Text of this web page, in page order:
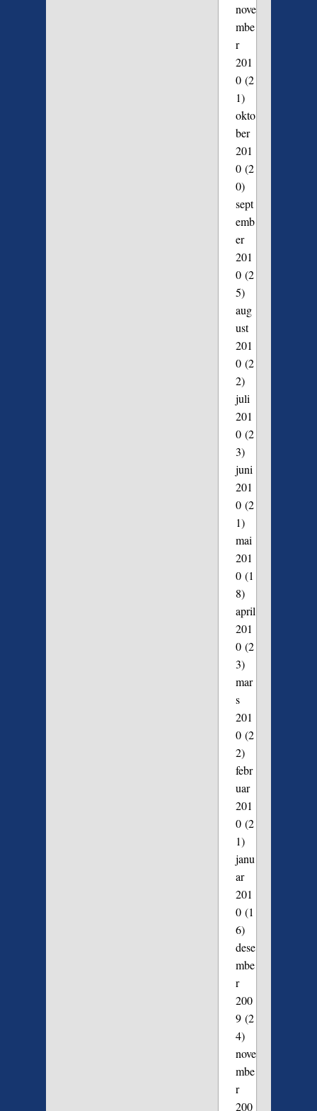
nove
mbe
r
201
0(2
1)
okto
ber
201
0(2
0)
sept
emb
er
201
0(2
5)
aug
ust
201
0(2
2)
juli
201
0(2
3)
juni
201
0(2
1)
mai
201
0(1
8)
april
201
0(2
3)
mar
s
201
0(2
2)
febr
uar
201
0(2
1)
janu
ar
201
0(1
6)
dese
mbe
r
200
9(2
4)
nove
mbe
r
200